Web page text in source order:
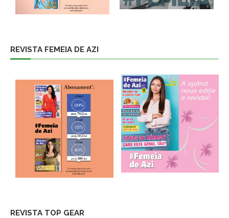
REVISTA FEMEIA DE AZI
REVISTA TOP GEAR